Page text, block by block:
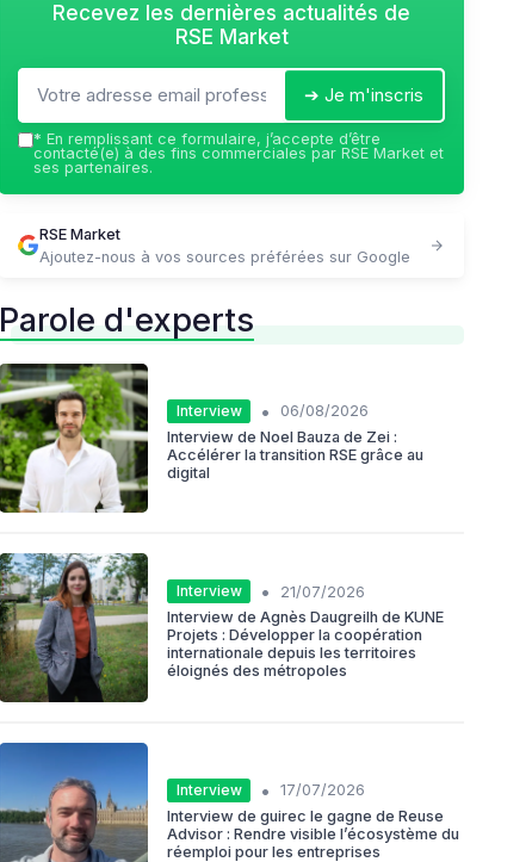
Recevez les dernières actualités de
RSE Market
➔ Je m'inscris
* En remplissant ce formulaire, j’accepte d’être
contacté(e) à des fins commerciales par RSE Market et
ses partenaires.
RSE Market
Ajoutez-nous à vos sources préférées sur Google
Parole d'experts
Interview •
06/08/2026
Interview de Noel Bauza de Zei :
Accélérer la transition RSE grâce au
digital
Interview •
21/07/2026
Interview de Agnès Daugreilh de KUNE
Projets : Développer la coopération
internationale depuis les territoires
éloignés des métropoles
Interview •
17/07/2026
Interview de guirec le gagne de Reuse
Advisor : Rendre visible l’écosystème du
réemploi pour les entreprises